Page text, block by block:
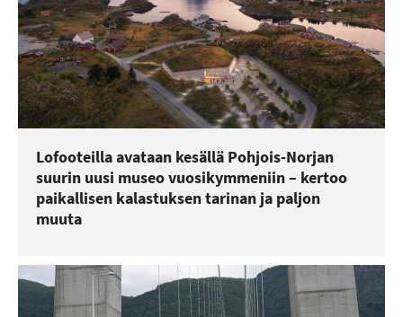
Lofooteilla avataan kesällä Pohjois-Norjan
suurin uusi museo vuosikymmeniin – kertoo
paikallisen kalastuksen tarinan ja paljon
muuta